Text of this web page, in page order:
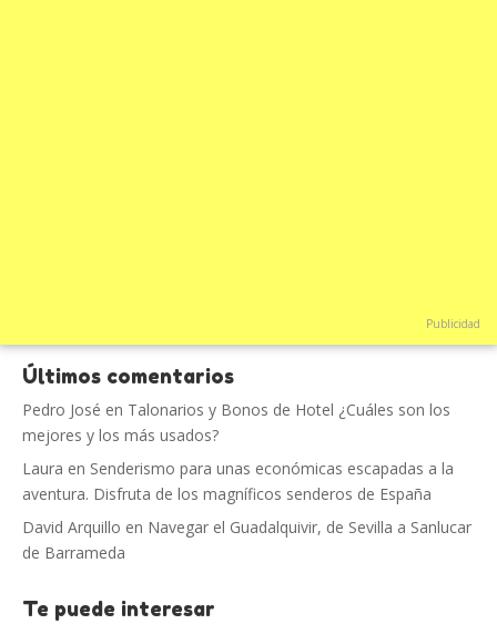
Publicidad
Últimos comentarios
Pedro José en Talonarios y Bonos de Hotel ¿Cuáles son los
mejores y los más usados?
Laura en Senderismo para unas económicas escapadas a la
aventura. Disfruta de los magníficos senderos de España
David Arquillo en Navegar el Guadalquivir, de Sevilla a Sanlucar
de Barrameda
Te puede interesar